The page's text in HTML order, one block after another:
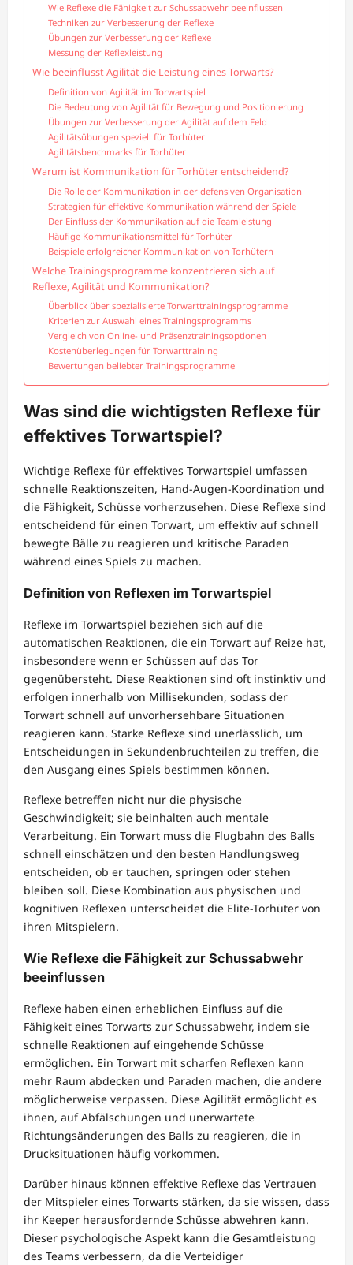
Wie Reflexe die Fähigkeit zur Schussabwehr beeinflussen
Techniken zur Verbesserung der Reflexe
Übungen zur Verbesserung der Reflexe
Messung der Reflexleistung
Wie beeinflusst Agilität die Leistung eines Torwarts?
Definition von Agilität im Torwartspiel
Die Bedeutung von Agilität für Bewegung und Positionierung
Übungen zur Verbesserung der Agilität auf dem Feld
Agilitätsübungen speziell für Torhüter
Agilitätsbenchmarks für Torhüter
Warum ist Kommunikation für Torhüter entscheidend?
Die Rolle der Kommunikation in der defensiven Organisation
Strategien für effektive Kommunikation während der Spiele
Der Einfluss der Kommunikation auf die Teamleistung
Häufige Kommunikationsmittel für Torhüter
Beispiele erfolgreicher Kommunikation von Torhütern
Welche Trainingsprogramme konzentrieren sich auf
Reflexe, Agilität und Kommunikation?
Überblick über spezialisierte Torwarttrainingsprogramme
Kriterien zur Auswahl eines Trainingsprogramms
Vergleich von Online- und Präsenztrainingsoptionen
Kostenüberlegungen für Torwarttraining
Bewertungen beliebter Trainingsprogramme
Was sind die wichtigsten Reflexe für
effektives Torwartspiel?
Wichtige Reflexe für effektives Torwartspiel umfassen
schnelle Reaktionszeiten, Hand-Augen-Koordination und
die Fähigkeit, Schüsse vorherzusehen. Diese Reflexe sind
entscheidend für einen Torwart, um effektiv auf schnell
bewegte Bälle zu reagieren und kritische Paraden
während eines Spiels zu machen.
Definition von Reflexen im Torwartspiel
Reflexe im Torwartspiel beziehen sich auf die
automatischen Reaktionen, die ein Torwart auf Reize hat,
insbesondere wenn er Schüssen auf das Tor
gegenübersteht. Diese Reaktionen sind oft instinktiv und
erfolgen innerhalb von Millisekunden, sodass der
Torwart schnell auf unvorhersehbare Situationen
reagieren kann. Starke Reflexe sind unerlässlich, um
Entscheidungen in Sekundenbruchteilen zu treffen, die
den Ausgang eines Spiels bestimmen können.
Reflexe betreffen nicht nur die physische
Geschwindigkeit; sie beinhalten auch mentale
Verarbeitung. Ein Torwart muss die Flugbahn des Balls
schnell einschätzen und den besten Handlungsweg
entscheiden, ob er tauchen, springen oder stehen
bleiben soll. Diese Kombination aus physischen und
kognitiven Reflexen unterscheidet die Elite-Torhüter von
ihren Mitspielern.
Wie Reflexe die Fähigkeit zur Schussabwehr
beeinflussen
Reflexe haben einen erheblichen Einfluss auf die
Fähigkeit eines Torwarts zur Schussabwehr, indem sie
schnelle Reaktionen auf eingehende Schüsse
ermöglichen. Ein Torwart mit scharfen Reflexen kann
mehr Raum abdecken und Paraden machen, die andere
möglicherweise verpassen. Diese Agilität ermöglicht es
ihnen, auf Abfälschungen und unerwartete
Richtungsänderungen des Balls zu reagieren, die in
Drucksituationen häufig vorkommen.
Darüber hinaus können effektive Reflexe das Vertrauen
der Mitspieler eines Torwarts stärken, da sie wissen, dass
ihr Keeper herausfordernde Schüsse abwehren kann.
Dieser psychologische Aspekt kann die Gesamtleistung
des Teams verbessern, da die Verteidiger